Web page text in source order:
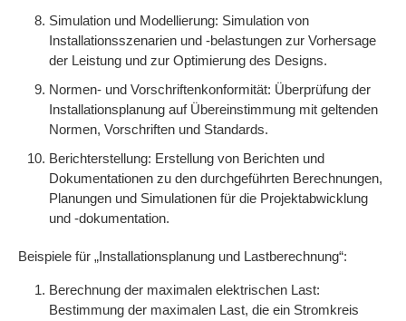
Simulation und Modellierung: Simulation von
Installationsszenarien und -belastungen zur Vorhersage
der Leistung und zur Optimierung des Designs.
Normen- und Vorschriftenkonformität: Überprüfung der
Installationsplanung auf Übereinstimmung mit geltenden
Normen, Vorschriften und Standards.
Berichterstellung: Erstellung von Berichten und
Dokumentationen zu den durchgeführten Berechnungen,
Planungen und Simulationen für die Projektabwicklung
und -dokumentation.
Beispiele für „Installationsplanung und Lastberechnung“:
Berechnung der maximalen elektrischen Last:
Bestimmung der maximalen Last, die ein Stromkreis